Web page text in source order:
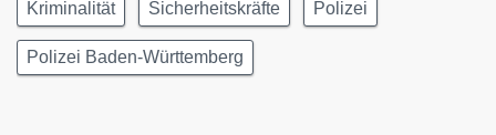
Kriminalität Sicherheitskräfte Polizei
Polizei Baden-Württemberg